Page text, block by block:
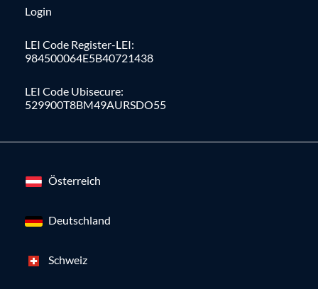
Login
LEI Code Register-LEI:
984500064E5B40721438
LEI Code Ubisecure:
529900T8BM49AURSDO55
Österreich
Deutschland
Schweiz